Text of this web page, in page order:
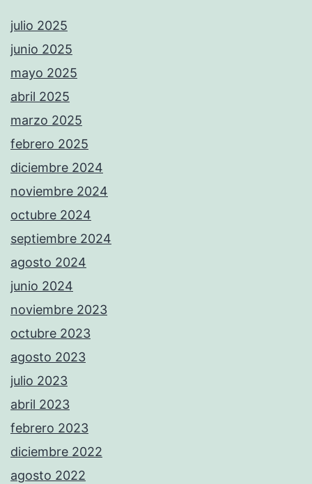
julio 2025
junio 2025
mayo 2025
abril 2025
marzo 2025
febrero 2025
diciembre 2024
noviembre 2024
octubre 2024
septiembre 2024
agosto 2024
junio 2024
noviembre 2023
octubre 2023
agosto 2023
julio 2023
abril 2023
febrero 2023
diciembre 2022
agosto 2022